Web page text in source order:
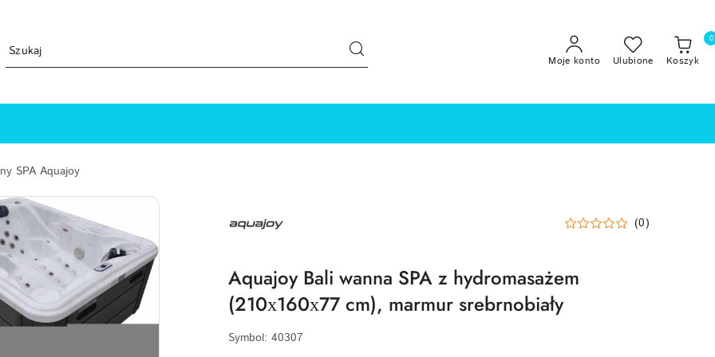
Moje konto Ulubione Koszyk
0
SPA Aquajoy
AQUAJOY (0)
Aquajoy Bali wanna SPA z hydromasażem
(210х160х77 cm), marmur srebrnobiały
Symbol: 40307